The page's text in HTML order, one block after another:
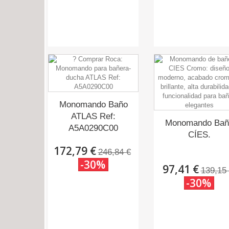
Monomando Baño
ATLAS Ref:
A5A0290C00
172,79 € 246,84 €
-30%
Monomando
CÍES.
97,41 € 139,15
-30%